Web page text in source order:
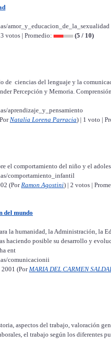
amor_y_educacion_de_la_sexualidad
votos | Promedio:
(5 / 10)
de ciencias del lenguaje y la
Percepción y Memoria.
aprendizaje_y_pensamiento
Natalia Lorena Parracia) | 1 voto |
el comportamiento del niño y el
comportamiento_infantil
(PorRamon Agostini) | 2 votos |
del mundo
la humanidad, la Administración, la
haciendo posible su desarrollo y
ent
comunicacionii
(PorMARIA DEL CARMEN
aspectos del trabajo, valoración
el trabajo según los diferentes